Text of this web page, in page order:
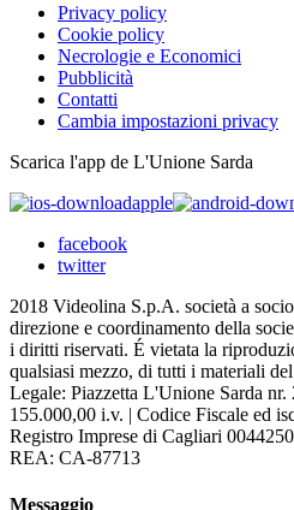
Privacy policy
Cookie policy
Necrologie e Economici
Pubblicità
Contatti
Cambia impostazioni privacy
Scarica l'app de L'Unione Sarda
apple
facebook
twitter
2018 Videolina S.p.A. società a
direzione e coordinamento della
i diritti riservati. É vietata la
qualsiasi mezzo, di tutti i materiali
Legale: Piazzetta L'Unione Sarda nr.
155.000,00 i.v. | Codice Fiscale ed
Registro Imprese di Cagliari
REA: CA-87713
Messaggio